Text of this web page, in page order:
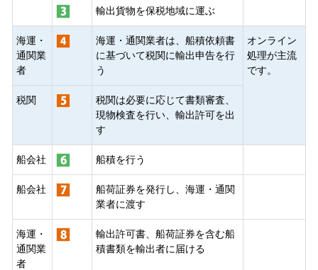
輸出貨物を保税地域に運ぶ
海運・
通関業
者
海運・通関業者は、船積依頼書
に基づいて税関に輸出申告を行
う
オンライン
処理が主流
です。
税関
税関は必要に応じて書類審査、
現物検査を行い、輸出許可を出
す
船会社 船積を行う
船会社
船荷証券を発行し、海運・通関
業者に渡す
海運・
通関業
者
輸出許可書、船荷証券を含む船
積書類を輸出者に届ける